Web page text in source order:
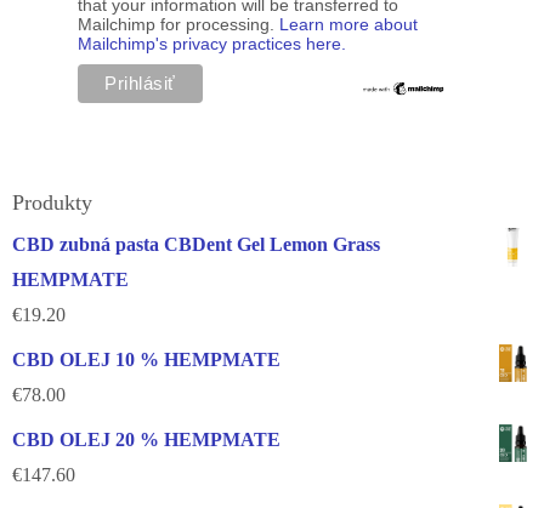
that your information will be transferred to
Mailchimp for processing. Learn more about
Mailchimp's privacy practices here.
Produkty
CBD zubná pasta CBDent Gel Lemon Grass
HEMPMATE
€19.20
CBD OLEJ 10 % HEMPMATE
€78.00
CBD OLEJ 20 % HEMPMATE
€147.60